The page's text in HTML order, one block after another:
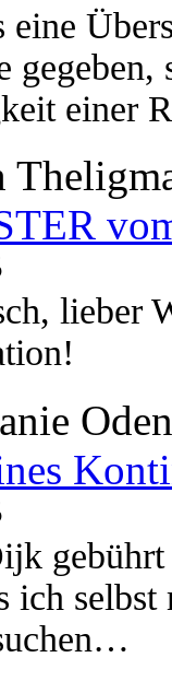
eine
einer
lieber
ich